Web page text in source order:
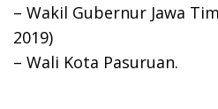
– Wakil Gubernur Jawa
2019)
– Wali Kota Pasuruan.